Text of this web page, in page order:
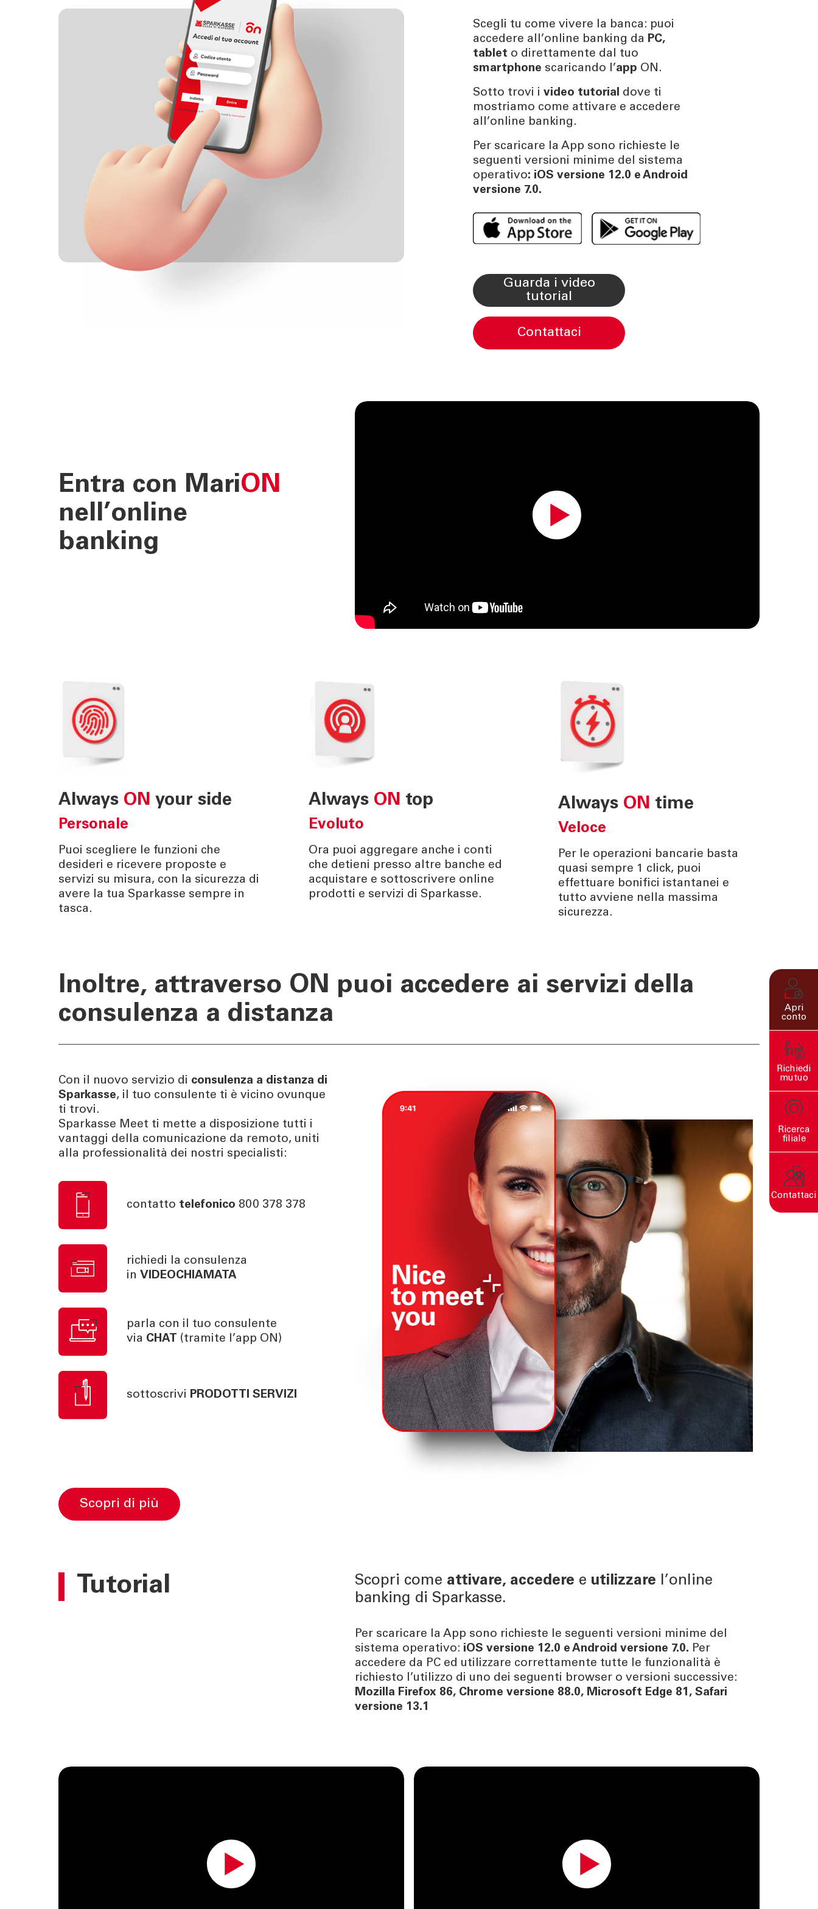
Calcola la rata
Calcola il tuo gap
previdenziale
ATTUALITÀ
News | Eventi | Stories
Sponsoring
CONTATTI
Richiedi informazioni
Come contattarci
Ricerca filiale
Lavora con noi
800378378
: 08.00 - 22.00
: 08.00 - 14.00
Un mondo sostenibile nasce
Apri
conto
Richiedi
mutuo
Ricerca
filiale
Contattaci
Scegli tu come vivere la banca: puoi
accedere all’online banking da PC,
tablet o direttamente dal tuo
smartphone scaricando l’app ON.
Sotto trovi ivideo tutorial dove ti
mostriamo come attivare e accedere
all’online banking.
Per scaricare la App sono richieste le
seguenti versioni minime del sistema
operativo: iOS versione 12.0 eAndroid
versione 7.0.
guarda i video
tutorial
contattaci
Entra con MariON
nell’online
banking
Always ON your side
Personale
Puoi scegliere le funzioni che
desideri e ricevere proposte e
servizi su misura, con la sicurezza di
avere la tua Sparkasse sempre in
tasca.
Always ON top
Evoluto
Ora puoi aggregare anche i conti
che detieni presso altre banche ed
acquistare e sottoscrivere online
prodotti e servizi di Sparkasse.
Always ON time
Veloce
Per le operazioni bancarie basta
quasi sempre 1 click, puoi
effettuare bonifici istantanei e
tutto avviene nella massima
sicurezza.
Inoltre, attraverso ON puoi accedere ai servizi della
consulenza a distanza
Con il nuovo servizio di consulenza a distanza di
Sparkasse, il tuo consulente ti è vicino ovunque
ti trovi.
Sparkasse Meet ti mette a disposizione tutti i
vantaggi della comunicazione da remoto, uniti
alla professionalità dei nostri specialisti:
contatto telefonico 800 378 378
richiedi la consulenza
in VIDEOCHIAMATA
parla con il tuo consulente
via CHAT (tramite l’app ON)
sottoscrivi PRODOTTI SERVIZI
scopri di più
Tutorial Scopri come attivare, accedere e utilizzare l’online
banking di Sparkasse.
Per scaricare la App sono richieste le seguenti versioni minime del
sistema operativo: iOS versione 12.0 e Android versione 7.0. Per
accedere da PC ed utilizzare correttamente tutte le funzionalità è
richiesto l’utilizzo di uno dei seguenti browser o versioni successive:
Mozilla Firefox 86, Chrome versione 88.0, Microsoft Edge 81 , Safari
versione 13.1